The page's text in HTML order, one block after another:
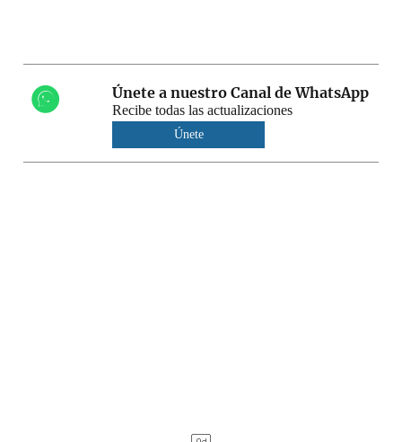
Únete a nuestro Canal de WhatsApp
Recibe todas las actualizaciones
Únete